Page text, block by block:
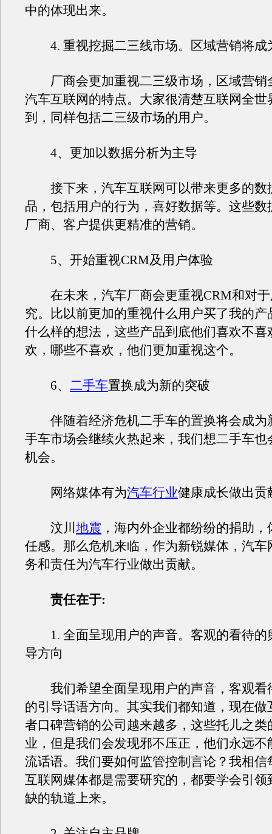
中的体现出来。
4. 重视挖掘二三线市场。区域营销将成
厂商会更加重视二三级市场，区域营销
汽车互联网的特点。大家很清楚互联网全世
到，同样包括二三级市场的用户。
4、更加以数据分析为主导
接下来，汽车互联网可以带来更多的数
品，包括用户的行为，喜好数据等。这些数
厂商、客户提供更精准的营销。
5、开始重视CRM及用户体验
在未来，汽车厂商会更重视CRM和对于
究。比以前更加的重视什么用户买了我的产
什么样的想法，这些产品到底他们喜欢不喜
欢，哪些不喜欢，他们更加重视这个。
6、 二手车置换成为新的突破
伴随着经济危机二手车的置换将会成为
手车市场会继续火热起来，我们想二手车也
机会。
网络媒体有为汽车行业健康成长做出贡
汶川 地震 ，海内外企业都纷纷的捐助
任感。那么危机来临，作为新锐媒体，汽车
务和责任为汽车行业做出贡献。
责任在于:
1. 全面呈现用户的声音。客观的看待的
导方向
我们希望全面呈现用户的声音，客观看
的引导话语方向。其实我们都知道，现在做
者口碑营销的公司越来越多，这些托儿之类
业，但是我们会发现邪不压正，他们永远不
流话语。我们要如何监管控制言论？我相信
互联网媒体都是需要研究的，都要学会引领
缺的轨道上来。